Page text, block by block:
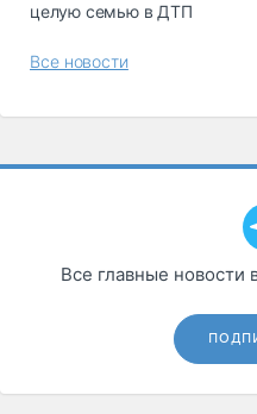
целую семью в ДТП
Все новости
Все главные новости